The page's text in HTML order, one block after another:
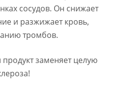
сосудов. Он снижает
и разжижает кровь,
тромбов.
заменяет целую